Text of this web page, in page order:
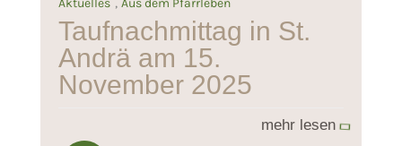
Aktuelles Aus dem Pfarrleben
Taufnachmittag in St.
Andrä am 15.
November 2025
mehr lesen